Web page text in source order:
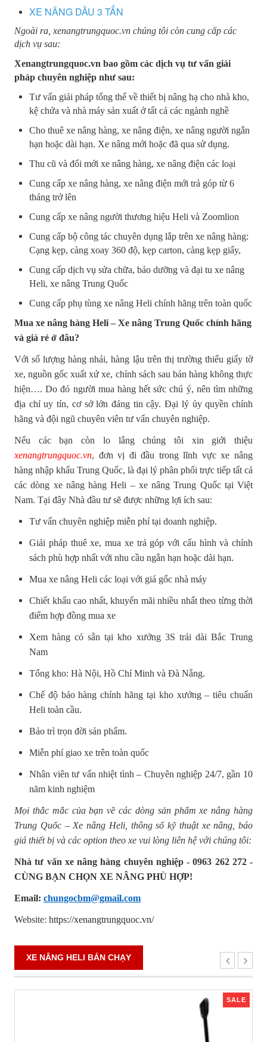
XE NÂNG DẦU 3 TẤN
Ngoài ra, xenangtrungquoc.vn chúng tôi còn cung cấp các
dịch vụ sau:
Xenangtrungquoc.vn bao gồm các dịch vụ tư vấn giải
pháp chuyên nghiệp như sau:
Tư vấn giải pháp tổng thể về thiết bị nâng hạ cho nhà kho,
kệ chứa và nhà máy sản xuất ở tất cả các ngành nghề
Cho thuê xe nâng hàng, xe nâng điện, xe nâng người ngắn
hạn hoặc dài hạn. Xe nâng mới hoặc đã qua sử dụng.
Thu cũ và đổi mới xe nâng hàng, xe nâng điện các loại
Cung cấp xe nâng hàng, xe nâng điện mới trả góp từ 6
tháng trở lên
Cung cấp xe nâng người thương hiệu Heli và Zoomlion
Cung cấp bộ công tác chuyên dụng lắp trên xe nâng hàng:
Cạng kẹp, càng xoay 360 độ, kẹp carton, càng kẹp giấy,
Cung cấp dịch vụ sửa chữa, bảo dưỡng và đại tu xe nâng
Heli, xe nâng Trung Quốc
Cung cấp phụ tùng xe nâng Heli chính hãng trên toàn quốc
Mua xe nâng hàng Heli – Xe nâng Trung Quốc chính hãng
và giá rẻ ở đâu?
Với số lượng hàng nhái, hàng lậu trên thị trường thiếu giấy tờ
xe, nguồn gốc xuất xứ xe, chính sách sau bán hàng không thực
hiện…. Do đó người mua hàng hết sức chú ý, nên tìm những
địa chỉ uy tín, cơ sở lớn đáng tin cậy. Đại lý ủy quyền chính
hãng và đội ngũ chuyên viên tư vấn chuyên nghiệp.
Nếu các bạn còn lo lắng chúng tôi xin giới thiệu
xenangtrungquoc.vn, đơn vị đi đầu trong lĩnh vực xe nâng
hàng nhập khẩu Trung Quốc, là đại lý phân phối trực tiếp tất cả
các dòng xe nâng hàng Heli – xe nâng Trung Quốc tại Việt
Nam. Tại đây Nhà đầu tư sẽ được những lợi ích sau:
Tư vấn chuyên nghiệp miễn phí tại doanh nghiệp.
Giải pháp thuê xe, mua xe trả góp với cấu hình và chính
sách phù hợp nhất với nhu cầu ngắn hạn hoặc dài hạn.
Mua xe nâng Heli các loại với giá gốc nhà máy
Chiết khấu cao nhất, khuyến mãi nhiều nhất theo từng thời
điểm hợp đồng mua xe
Xem hàng có sẵn tại kho xưởng 3S trải dài Bắc Trung
Nam
Tổng kho: Hà Nội, Hồ Chí Minh và Đà Nẵng.
Chế độ bảo hàng chính hãng tại kho xưởng – tiêu chuẩn
Heli toàn cầu.
Bảo trì trọn đời sản phẩm.
Miễn phí giao xe trên toàn quốc
Nhân viên tư vấn nhiệt tình – Chuyên nghiệp 24/7, gần 10
năm kinh nghiệm
Mọi thắc mắc của bạn về các dòng sản phẩm xe nâng hàng
Trung Quốc – Xe nâng Heli, thông số kỹ thuật xe nâng, báo
giá thiết bị và các option theo xe vui lòng liên hệ với chúng tôi:
Nhà tư vấn xe nâng hàng chuyên nghiệp - 0963 262 272 -
CÙNG BẠN CHỌN XE NÂNG PHÙ HỢP!
Email: chungocbm@gmail.com
Website: https://xenangtrungquoc.vn/
XE NÂNG HELI BÁN CHẠY
SALE